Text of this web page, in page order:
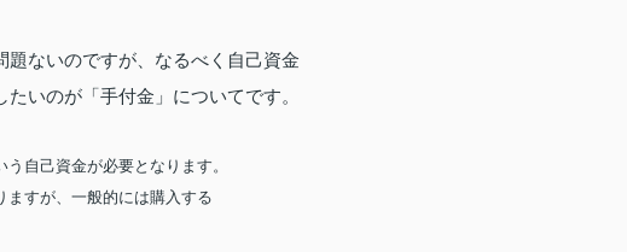
ないのですが、なるべく自己資金
いのが「手付金」 についてです。
自己資金が必要となります。
ますが、一般的には購入する